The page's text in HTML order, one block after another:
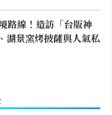
路線！造訪「台版神
湖景窯烤披薩與人氣私